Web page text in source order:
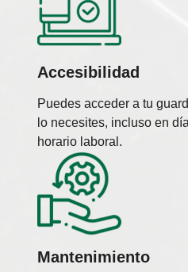
Accesibilidad
Puedes acceder a tu
lo necesites, incluso en
horario laboral.
Mantenimiento